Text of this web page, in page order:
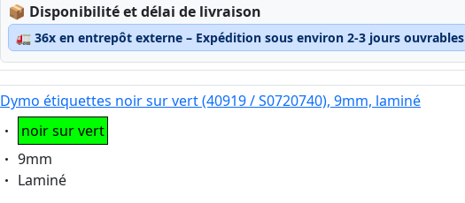
📦 Lagerstatus:
Disponibilité et délai de livraison
🚛 36x en entrepôt externe – Expédition sous environ 2-3 jours ouvrables
Dymo étiquettes noir sur vert (40919 / S0720740), 9mm, laminé
Eigenschaft:
noir sur vert
Eigenschaft:
9mm
Eigenschaft:
Laminé